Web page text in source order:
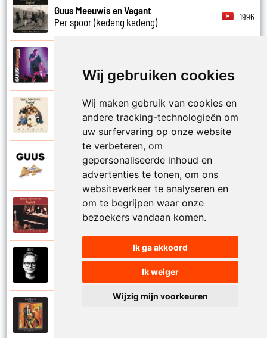
Wij gebruiken cookies
Wij maken gebruik van cookies en
andere tracking-technologieën om
uw surfervaring op onze website
te verbeteren, om
gepersonaliseerde inhoud en
advertenties te tonen, om ons
websiteverkeer te analyseren en
om te begrijpen waar onze
bezoekers vandaan komen.
Ik ga akkoord
Ik weiger
Wijzig mijn voorkeuren
Guus Meeuwis en Vagant
Per spoor (kedeng kedeng)
1996
Proosten
Guus Meeuwis en Vagant
Guus Meeuwis
Guus Meeuwis en Vagant
Samen apart
Guus Meeuwis